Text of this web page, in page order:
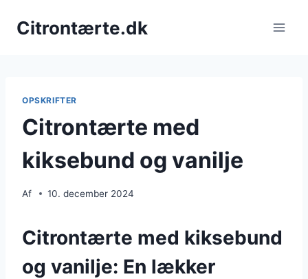
Citrontærte.dk
OPSKRIFTER
Citrontærte med
kiksebund og vanilje
Af 10. december 2024
Citrontærte med kiksebund
og vanilje: En lækker